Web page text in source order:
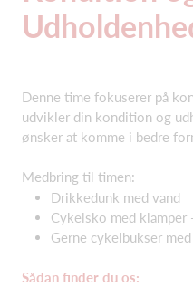
Denne time fokuserer på
udvikler din kondition og
ønsker at komme i bedre
Medbring til timen:
Drikkedunk med vand
Cykelsko med
Gerne cykelbukser
Sådan finder du os: